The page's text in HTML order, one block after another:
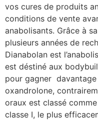
vos cures de produits
conditions de vente
anabolisants. Grâce à
plusieurs années de
Dianabolan est
est déstiné aux
pour gagner davantage
oxandrolone,
oraux est classé
classe I, le plus